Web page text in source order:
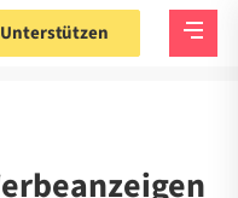
Unterstützen